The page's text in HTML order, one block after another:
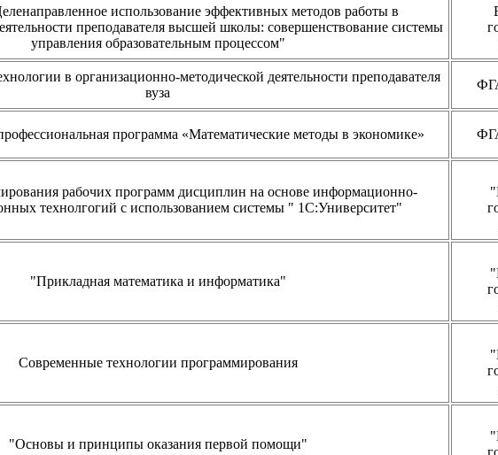
использование эффективных методов работы в
преподавателя высшей школы: совершенствование системы
управления образовательным процессом"
в организационно-методической деятельности преподавателя
вуза
программа «Математические методы в экономике»
рабочих программ дисциплин на основе информационно-
технолгогий с использованием системы " 1С:Университет"
"Прикладная математика и информатика"
Современные технологии программирования
"Основы и принципы оказания первой помощи"